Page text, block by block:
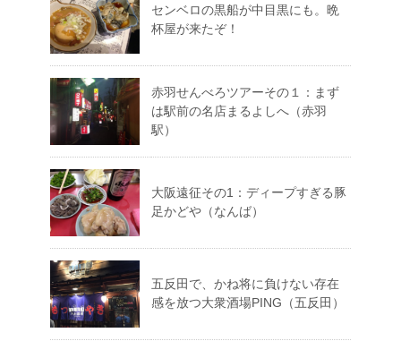
センベロの黒船が中目黒にも。晩
杯屋が来たぞ！
赤羽せんべろツアーその１：まず
は駅前の名店まるよしへ（赤羽
駅）
大阪遠征その1：ディープすぎる豚
足かどや（なんば）
五反田で、かね将に負けない存在
感を放つ大衆酒場PING（五反田）